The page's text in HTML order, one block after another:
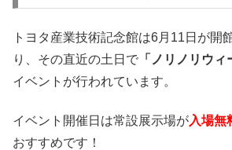
トヨタ産業技術記念館は6月11日が開
り、その直近の土日で 「ノリノリウィ
イベントが行われています。
イベント開催日は常設展示場が入場無
おすすめです！